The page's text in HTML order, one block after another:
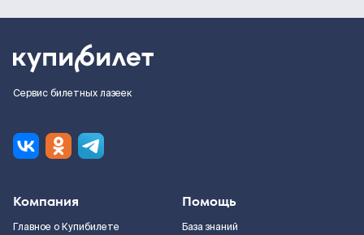
Сервис билетных лазеек
Компания
Главное о Купибилете
Помощь
База знаний